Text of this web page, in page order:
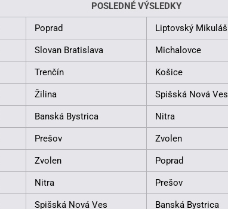
POSLEDNÉ VÝSLEDKY
Poprad Liptovský Mikuláš
Slovan Bratislava Michalovce
Trenčín Košice
Žilina Spišská Nová Ves
Banská Bystrica Nitra
Prešov Zvolen
Zvolen Poprad
Nitra Prešov
Spišská Nová Ves Banská Bystrica